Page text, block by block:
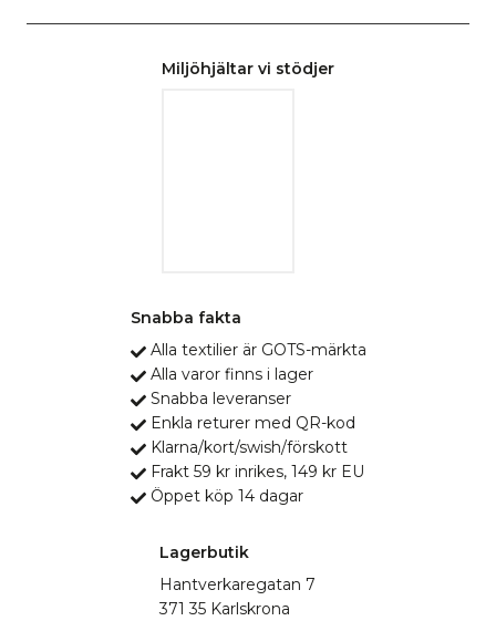
Miljöhjältar vi stödjer
Snabba fakta
Alla textilier är GOTS-märkta
Alla varor finns i lager
Snabba leveranser
Enkla returer med QR-kod
Klarna/kort/swish/förskott
Frakt 59 kr inrikes, 149 kr EU
Öppet köp 14 dagar
Lagerbutik
Hantverkaregatan 7
371 35 Karlskrona